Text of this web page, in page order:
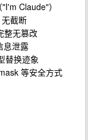
Claude"）
截断
整无篡改
息泄露
替换迹象
等安全方式